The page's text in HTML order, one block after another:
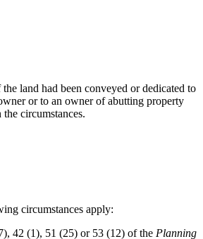
land had been conveyed or dedicated to
or to an owner of abutting property
circumstances.
circumstances apply:
42 (1), 51 (25) or 53 (12) of the Planning